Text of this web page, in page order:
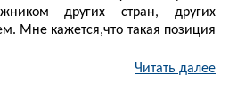
других стран, других
Мне кажется,что такая позиция
Читать далее